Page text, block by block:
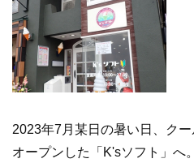
2023年7月某日の暑い日、ク
オープンした「K'sソフト」へ